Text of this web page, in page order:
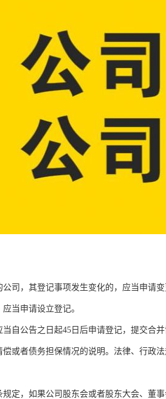
公司，其登记事项发生变化的，应当申请
当申请设立登记。
当自公告之日起45日后申请登记，提交合
偿或者债务担保情况的说明。法律、行政
规定，如果公司股东会或者股东大会、董